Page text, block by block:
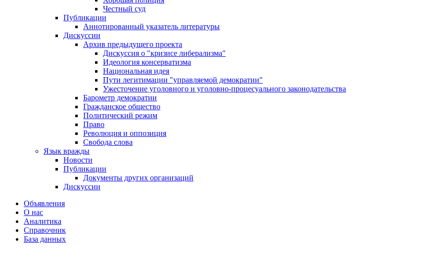
Честный суд
Публикации
Аннотированный указатель литературы
Дискуссии
Архив предыдущего проекта
Дискуссия о "кризисе либерализма"
Идеология консерватизма
Национальная идея
Пути легитимации "управляемой демократии"
Ужесточение уголовного и уголовно-процесуального законодательства
Барометр демократии
Гражданское общество
Политический режим
Право
Революция и оппозиция
Свобода слова
Язык вражды
Новости
Публикации
Документы других организаций
Дискуссии
Объявления
О нас
Аналитика
Справочник
База данных